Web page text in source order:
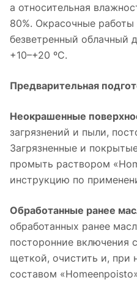
а относительная
80%. Окрасочные
безветренный облачный
+10–+20 ºС.
Предварительная
Неокрашенные
загрязнений и пыли,
Загрязненные и
промыть раствором
инструкцию по
Обработанные ранее
обработанных ранее
посторонние включения
щеткой, очистить и, при
составом